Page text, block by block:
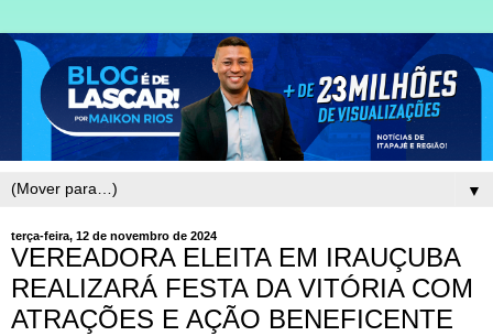
▼
terça-feira, 12 de novembro de 2024
VEREADORA ELEITA EM IRAUÇUBA
REALIZARÁ FESTA DA VITÓRIA COM
ATRAÇÕES E AÇÃO BENEFICENTE